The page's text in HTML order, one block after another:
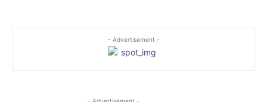
- Advertisement -